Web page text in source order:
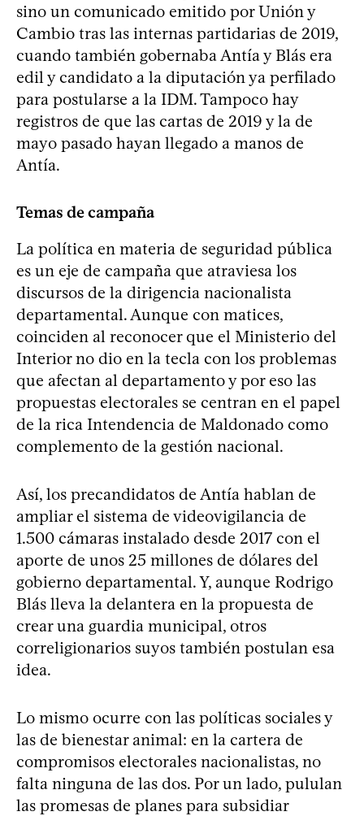
sino un comunicado emitido por Unión y
Cambio tras las internas partidarias de 2019,
cuando también gobernaba Antía y Blás era
edil y candidato a la diputación ya perfilado
para postularse a la IDM. Tampoco hay
registros de que las cartas de 2019 y la de
mayo pasado hayan llegado a manos de
Antía.
Temas de campaña
La política en materia de seguridad pública
es un eje de campaña que atraviesa los
discursos de la dirigencia nacionalista
departamental. Aunque con matices,
coinciden al reconocer que el Ministerio del
Interior no dio en la tecla con los problemas
que afectan al departamento y por eso las
propuestas electorales se centran en el papel
de la rica Intendencia de Maldonado como
complemento de la gestión nacional.
Así, los precandidatos de Antía hablan de
ampliar el sistema de videovigilancia de
1.500 cámaras instalado desde 2017 con el
aporte de unos 25 millones de dólares del
gobierno departamental. Y, aunque Rodrigo
Blás lleva la delantera en la propuesta de
crear una guardia municipal, otros
correligionarios suyos también postulan esa
idea.
Lo mismo ocurre con las políticas sociales y
las de bienestar animal: en la cartera de
compromisos electorales nacionalistas, no
falta ninguna de las dos. Por un lado, pululan
las promesas de planes para subsidiar